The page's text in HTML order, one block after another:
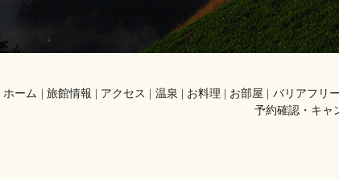
ホーム 旅館情報 アクセス 温泉 お料理 お部屋 バリアフリ
予約確認・キャ